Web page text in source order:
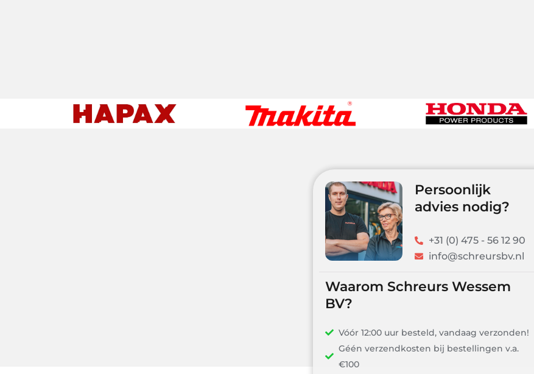
Persoonlijk
advies nodig?
+31 (0) 475 - 56 12 90
info@schreursbv.nl
Waarom Schreurs Wessem
BV?
Vóór 12:00 uur besteld, vandaag verzonden!
Géén verzendkosten bij bestellingen v.a.